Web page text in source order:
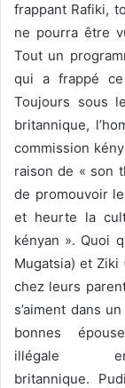
frappant Rafiki,
ne pourra être
Tout un
qui a frappé ce
Toujours sous
britannique,
commission
raison de « son
de promouvoir
et heurte la
kényan ». Quoi
Mugatsia) et
chez leurs
s’aiment dans
bonnes
illégale en
britannique.